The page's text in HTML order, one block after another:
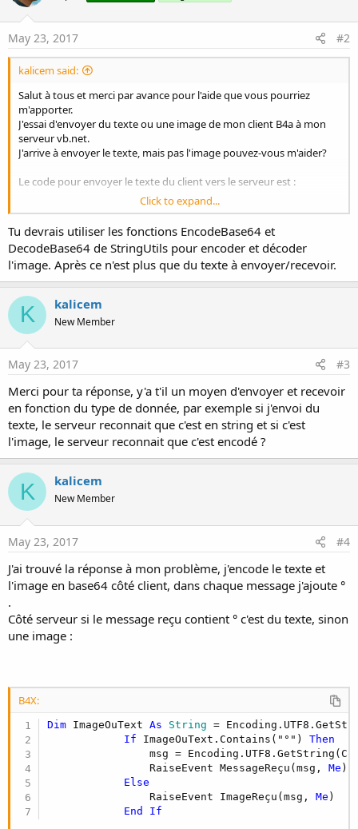
May 23, 2017 #2
kalicem said:
Salut à tous et merci par avance pour l'aide que vous pourriez
m'apporter.
J'essai d'envoyer du texte ou une image de mon client B4a à mon
serveur vb.net.
J'arrive à envoyer le texte, mais pas l'image pouvez-vous m'aider?
Le code pour envoyer le texte du client vers le serveur est :
B4X:
Public Sub envoyer(msg As String)
Dim tw As TextWriter
End
Sub
Le code pour recevoir les texte côté serveur est :
B4X:
Sub read (ByVal ar As IAsyncResult
            RaiseEvent MessageReçu(msg,
cli.GetStream.BeginRead(New Byte()
Pour recevoir le texte côté client
AStreams_NewData
Select Case Message(0)
End Sub
Pour envoyer du serveur au client :
Click to expand...
Tu devrais utiliser les fonctions EncodeBase64 et
DecodeBase64 de StringUtils pour encoder et décoder
l'image. Après ce n'est plus que du texte à envoyer/recevoir.
K kalicem
New Member
May 23, 2017 #3
Merci pour ta réponse, y'a t'il un moyen d'envoyer et recevoir
en fonction du type de donnée, par exemple si j'envoi du
texte, le serveur reconnait que c'est en string et si c'est
l'image, le serveur reconnait que c'est encodé ?
K kalicem
New Member
May 23, 2017 #4
J'ai trouvé la réponse à mon problème, j'encode le texte et
l'image en base64 côté client, dans chaque message j'ajoute °
.
Côté serveur si le message reçu contient ° c'est du texte, sinon
une image :
B4X:
Dim ImageOuText As String =
If ImageOuText.Contains("°") Then
msg =
                RaiseEvent MessageReçu(msg,
Me )
Else
                RaiseEvent ImageReçu(msg,
Me )
End
If